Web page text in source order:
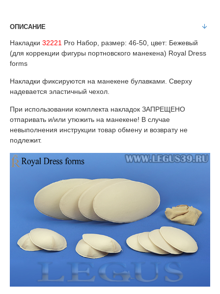
ОПИСАНИЕ
Накладки 32221 Pro Набор, размер: 46-50, цвет: Бежевый
(для коррекции фигуры портновского манекена) Royal Dress
forms
Накладки фиксируются на манекене булавками. Сверху
надевается эластичный чехол.
При использовании комплекта накладок ЗАПРЕЩЕНО
отпаривать и/или утюжить на манекене! В случае
невыполнения инструкции товар обмену и возврату не
подлежит.